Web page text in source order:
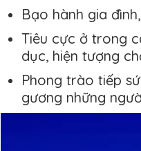
Bạo hành gia
Tiêu cực ở trong
dục, hiện tượng
Phong trào tiếp
gương những